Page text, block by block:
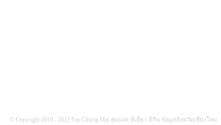
© Copyright 2010 - 2022 Top Chiang Mai สุดยอด ที่เที่ยว ที่กิน ข้อมูลจังหวัดเชียงใหม่